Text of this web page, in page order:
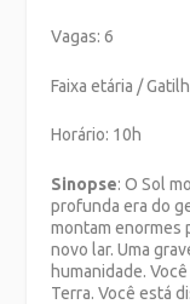
Vagas: 6
Faixa etária /
Horário: 10h
Sinopse: O Sol
profunda era do
montam enormes
novo lar. Uma
humanidade.
Terra. Você está